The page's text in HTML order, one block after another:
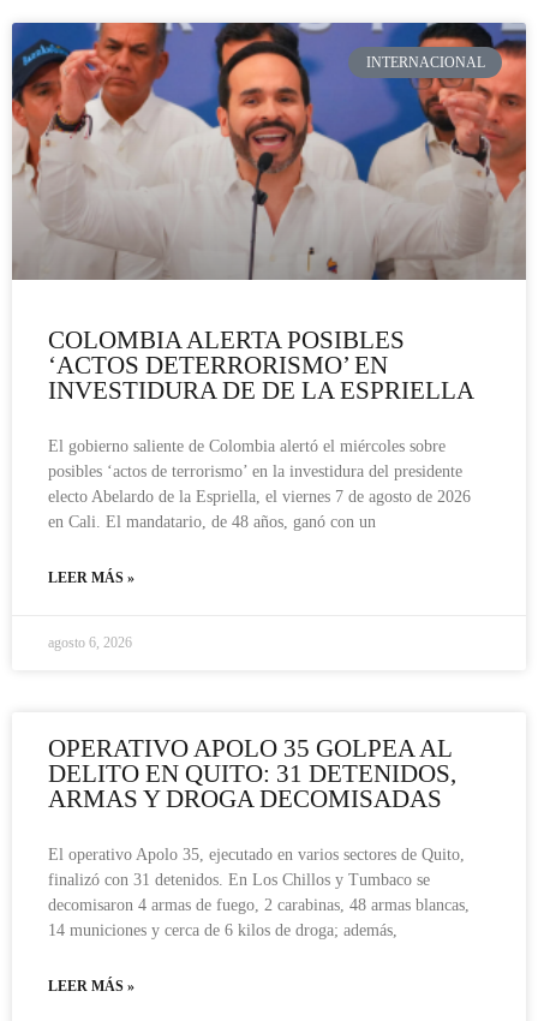
INTERNACIONAL
COLOMBIA ALERTA POSIBLES
‘ACTOS DETERRORISMO’ EN
INVESTIDURA DE DE LA ESPRIELLA
El gobierno saliente de Colombia alertó el miércoles sobre
posibles ‘actos de terrorismo’ en la investidura del presidente
electo Abelardo de la Espriella, el viernes 7 de agosto de 2026
en Cali. El mandatario, de 48 años, ganó con un
LEER MÁS »
agosto 6, 2026
OPERATIVO APOLO 35 GOLPEA AL
DELITO EN QUITO: 31 DETENIDOS,
ARMAS Y DROGA DECOMISADAS
El operativo Apolo 35, ejecutado en varios sectores de Quito,
finalizó con 31 detenidos. En Los Chillos y Tumbaco se
decomisaron 4 armas de fuego, 2 carabinas, 48 armas blancas,
14 municiones y cerca de 6 kilos de droga; además,
LEER MÁS »